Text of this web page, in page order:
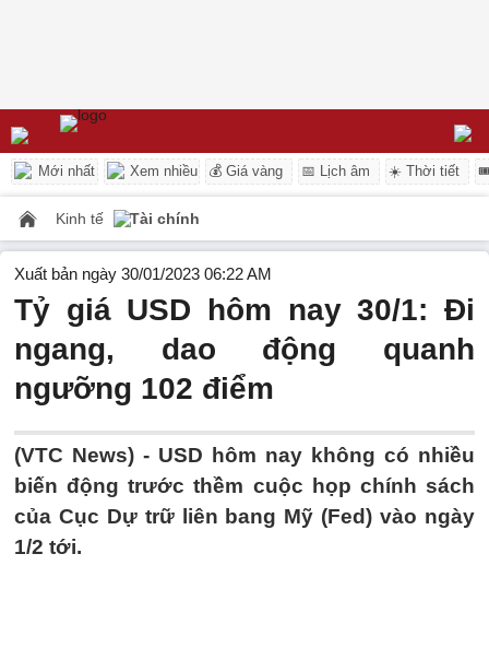
Mới nhất Xem nhiều 💰 Giá vàng 📅 Lịch âm ☀️ Thời tiết
Kinh tế Tài chính
Xuất bản ngày 30/01/2023 06:22 AM
Tỷ giá USD hôm nay 30/1: Đi
ngang, dao động quanh
ngưỡng 102 điểm
(VTC News) - USD hôm nay không có nhiều
biến động trước thềm cuộc họp chính sách
của Cục Dự trữ liên bang Mỹ (Fed) vào ngày
1/2 tới.